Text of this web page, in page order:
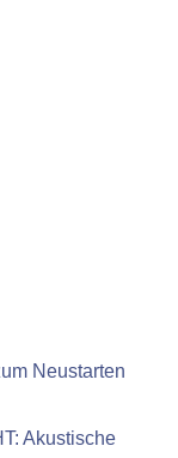
Neustarten
Akustische